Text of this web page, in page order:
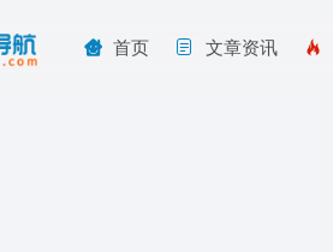
首页 文章资讯